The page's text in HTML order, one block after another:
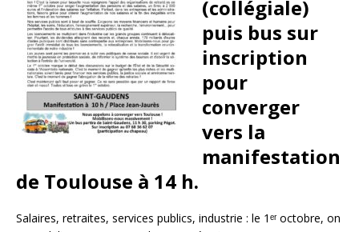
(collégiale)
puis bus sur
inscription
pour
converger
vers la
manifestation
de Toulouse à 14 h.
Salaires, retraites, services publics, industrie : le 1ᵉʳ octobre, on